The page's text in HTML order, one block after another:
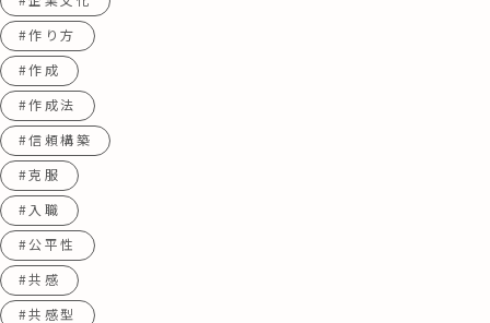
#作り方
#作成
#作成法
#信頼構築
#克服
#入職
#公平性
#共感
#共感型